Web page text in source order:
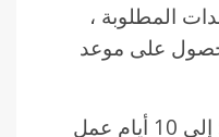
المطلوبة ،
على موعد
– عادة يستغرق الأمر من 5 إلى 10 أيام عمل